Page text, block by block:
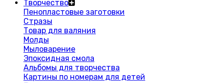
Творчество
Пенопластовые заготовки
Стразы
Товар для валяния
Молды
Мыловарение
Эпоксидная смола
Альбомы для творчества
Картины по номерам для детей